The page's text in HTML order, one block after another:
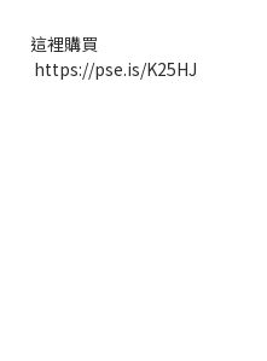
這裡購買
https://pse.is/K25HJ